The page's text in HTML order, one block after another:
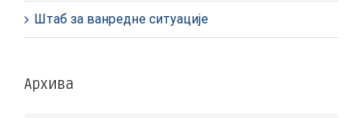
Штаб за ванредне ситуације
Архива